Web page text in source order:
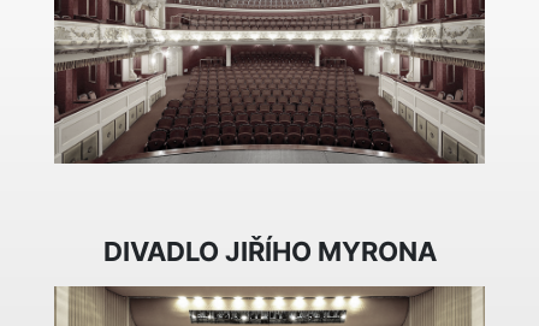
DIVADLO JIŘÍHO MYRONA